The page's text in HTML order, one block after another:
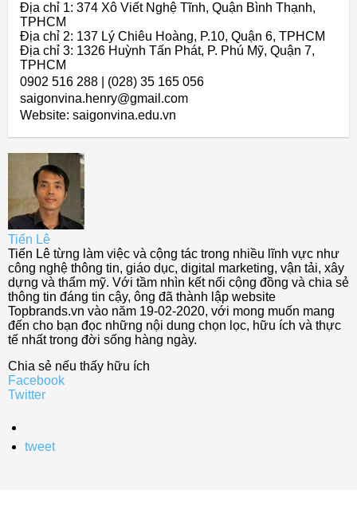
Địa chỉ 1: 374 Xô Viết Nghệ Tĩnh, Quận Bình Thạnh,
TPHCM
Địa chỉ 2: 137 Lý Chiêu Hoàng, P.10, Quận 6, TPHCM
Địa chỉ 3: 1326 Huỳnh Tấn Phát, P. Phú Mỹ, Quận 7,
TPHCM
0902 516 288 | (028) 35 165 056
saigonvina.henry@gmail.com
Website: saigonvina.edu.vn
Tiến Lê
Tiến Lê từng làm việc và cộng tác trong nhiều lĩnh vực như
công nghệ thông tin, giáo dục, digital marketing, vận tải, xây
dựng và thẩm mỹ. Với tầm nhìn kết nối cộng đồng và chia sẻ
thông tin đáng tin cậy, ông đã thành lập website
Topbrands.vn vào năm 19-02-2020, với mong muốn mang
đến cho bạn đọc những nội dung chọn lọc, hữu ích và thực
tế nhất trong đời sống hàng ngày.
Chia sẻ nếu thấy hữu ích
Facebook
Twitter
tweet